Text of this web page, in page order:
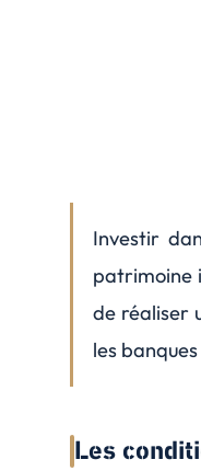
Investir
patrimoine
de réaliser
les
Les